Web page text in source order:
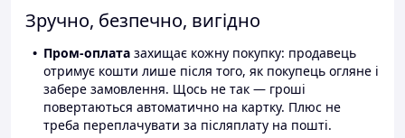
Зручно, безпечно, вигідно
Пром-оплата захищає кожну покупку: продавець
отримує кошти лише після того, як покупець огляне і
забере замовлення. Щось не так — гроші
повертаються автоматично на картку. Плюс не
треба переплачувати за післяплату на пошті.